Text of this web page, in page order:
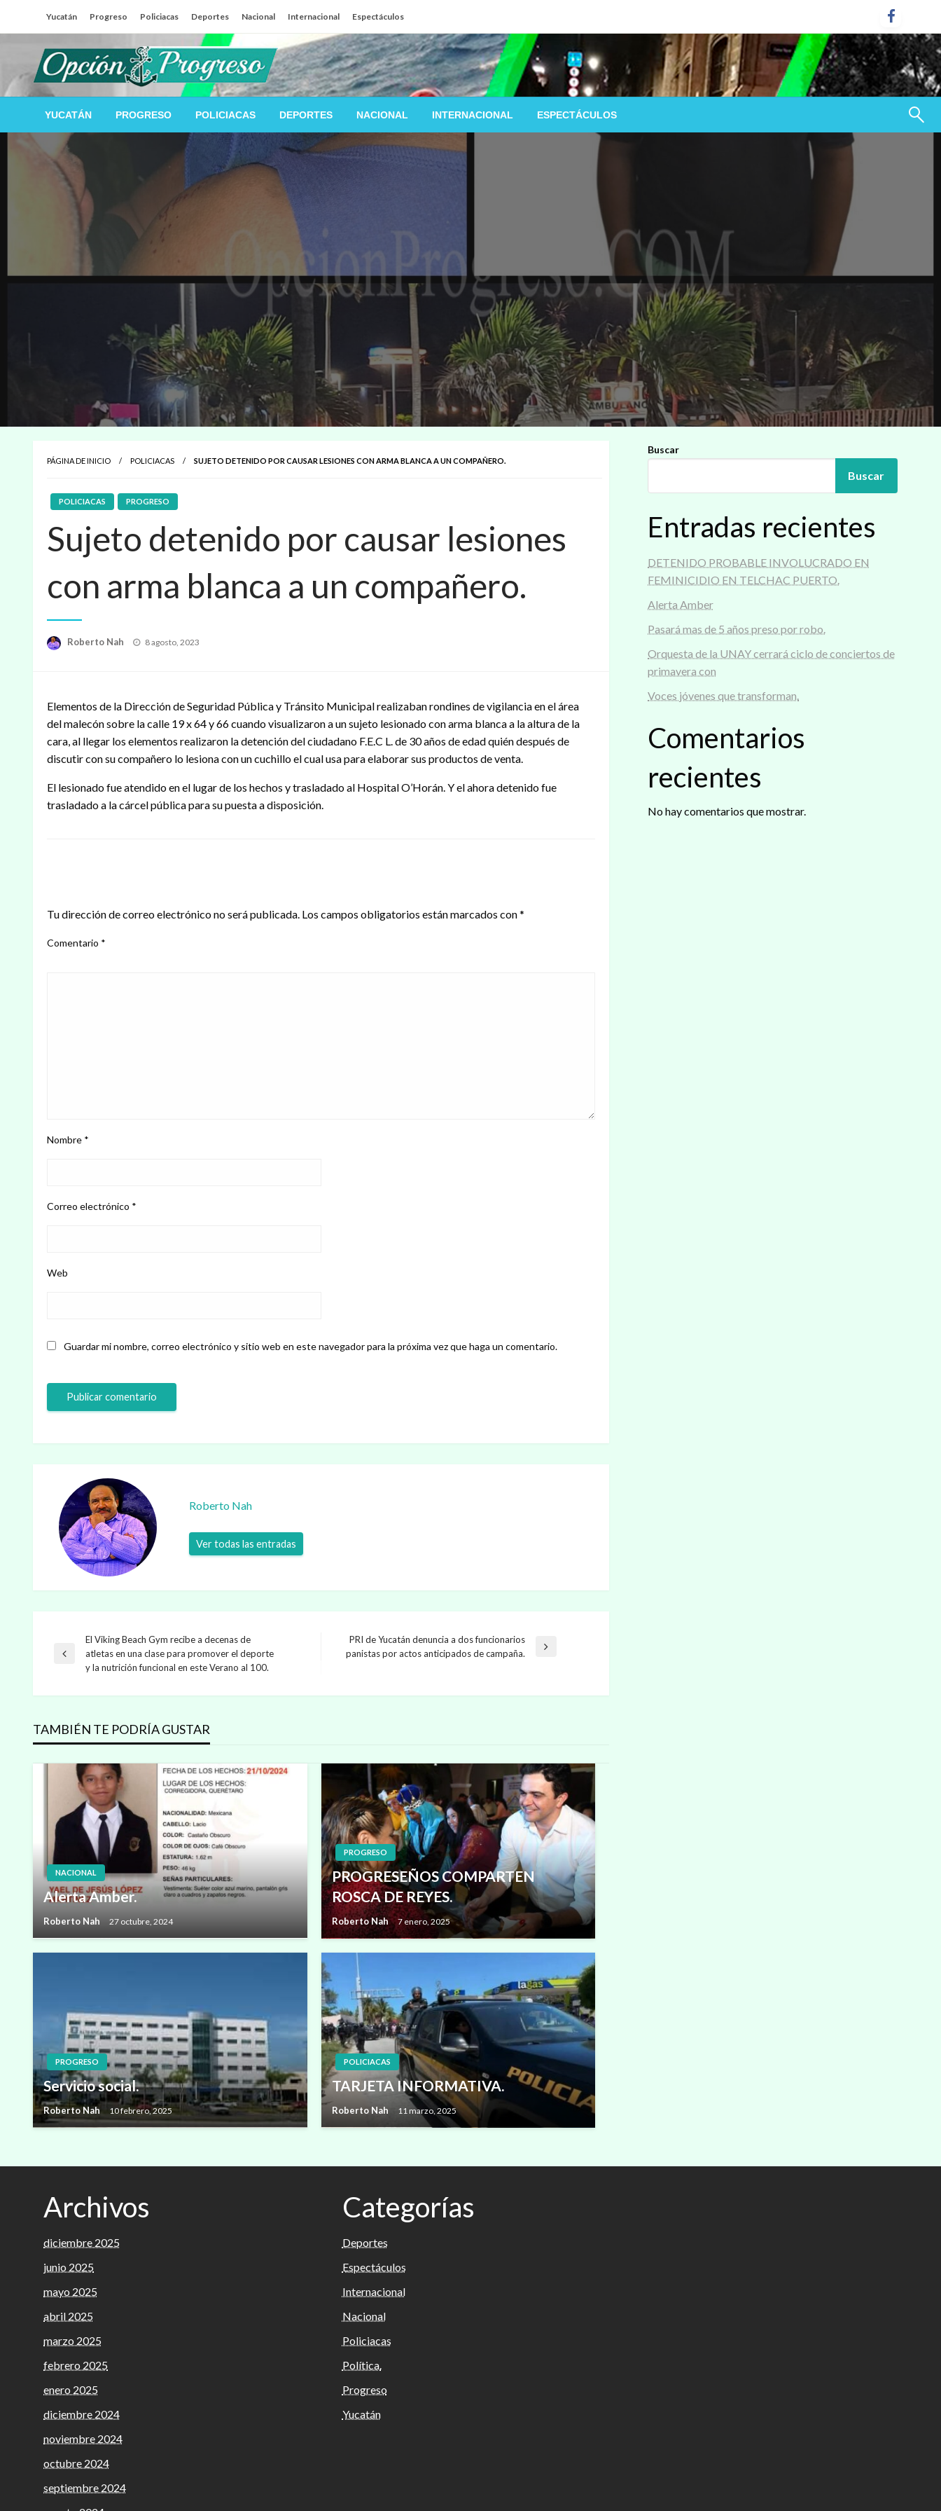
Yucatán Progreso Policiacas Deportes Nacional Internacional Espectáculos
Opción Progreso
Las noticias del día a día del puerto
YUCATÁN PROGRESO POLICIACAS DEPORTES NACIONAL INTERNACIONAL ESPECTÁCULOS
PÁGINA DE INICIO POLICIACAS SUJETO DETENIDO POR CAUSAR LESIONES CON ARMA BLANCA A UN COMPAÑERO.
POLICIACAS PROGRESO
Sujeto detenido por causar lesiones
con arma blanca a un compañero.
Roberto Nah
Publicado
8 agosto, 2023
Elementos de la Dirección de Seguridad Pública y Tránsito Municipal realizaban rondines de vigilancia en el área
del malecón sobre la calle 19 x 64 y 66 cuando visualizaron a un sujeto lesionado con arma blanca a la altura de la
cara, al llegar los elementos realizaron la detención del ciudadano F.E.C L. de 30 años de edad quién después de
discutir con su compañero lo lesiona con un cuchillo el cual usa para elaborar sus productos de venta.
El lesionado fue atendido en el lugar de los hechos y trasladado al Hospital O’Horán. Y el ahora detenido fue
trasladado a la cárcel pública para su puesta a disposición.
Tu dirección de correo electrónico no será publicada. Los campos obligatorios están marcados con*
Comentario *
Nombre *
Correo electrónico *
Web
Guardar mi nombre, correo electrónico y sitio web en este navegador para la próxima vez que haga un comentario.
Roberto Nah
Ver todas las entradas
Navegación
de
entradas
Entrada
El Viking Beach Gym recibe a decenas de
atletas en una clase para promover el deporte
y la nutrición funcional en este Verano al 100.
Entrada
PRI de Yucatán denuncia a dos funcionarios
panistas por actos anticipados de campaña.
TAMBIÉN TE PODRÍA GUSTAR
NACIONAL
Alerta Amber.
Roberto Nah 27 octubre, 2024
PROGRESO
PROGRESEÑOS COMPARTEN
ROSCA DE REYES.
Roberto Nah 7 enero, 2025
PROGRESO
Servicio social.
Roberto Nah 10 febrero, 2025
POLICIACAS
TARJETA INFORMATIVA.
Roberto Nah 11 marzo, 2025
Buscar
Buscar
Entradas recientes
DETENIDO PROBABLE INVOLUCRADO EN
FEMINICIDIO EN TELCHAC PUERTO.
Alerta Amber
Pasará mas de 5 años preso por robo.
Orquesta de la UNAY cerrará ciclo de conciertos de
primavera con
Voces jóvenes que transforman.
Comentarios
recientes
No hay comentarios que mostrar.
Archivos
diciembre 2025
junio 2025
mayo 2025
abril 2025
marzo 2025
febrero 2025
enero 2025
diciembre 2024
noviembre 2024
octubre 2024
septiembre 2024
Categorías
Deportes
Espectáculos
Internacional
Nacional
Policiacas
Política.
Progreso
Yucatán